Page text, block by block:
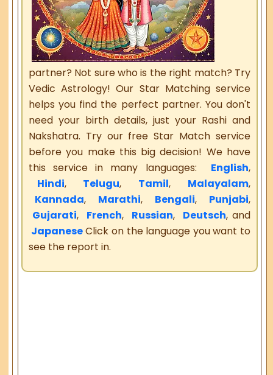
partner? Not sure who is the right match? Try
Vedic Astrology! Our Star Matching service
helps you find the perfect partner. You don't
need your birth details, just your Rashi and
Nakshatra. Try our free Star Match service
before you make this big decision! We have
this service in many languages:
English,
Hindi, Telugu, Tamil, Malayalam,
Kannada, Marathi, Bengali, Punjabi,
Gujarati, French, Russian, Deutsch, and
JapaneseClick on the language you want to
see the report in.